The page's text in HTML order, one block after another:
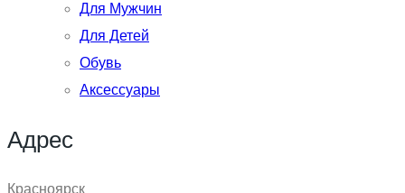
Для Мужчин
Для Детей
Обувь
Аксессуары
Адрес
Красноярск